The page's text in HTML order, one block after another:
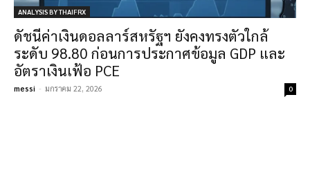
ANALYSIS BY THAIFRX
ดัชนีค่าเงินดอลลาร์สหรัฐฯ ยังคงทรงตัวใกล้
ระดับ 98.80 ก่อนการประกาศข้อมูล GDP และ
อัตราเงินเฟ้อ PCE
messi - มกราคม 22, 2026 0